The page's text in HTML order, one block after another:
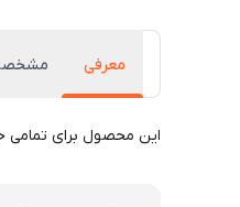
معرفی
این محصول برای تمامی